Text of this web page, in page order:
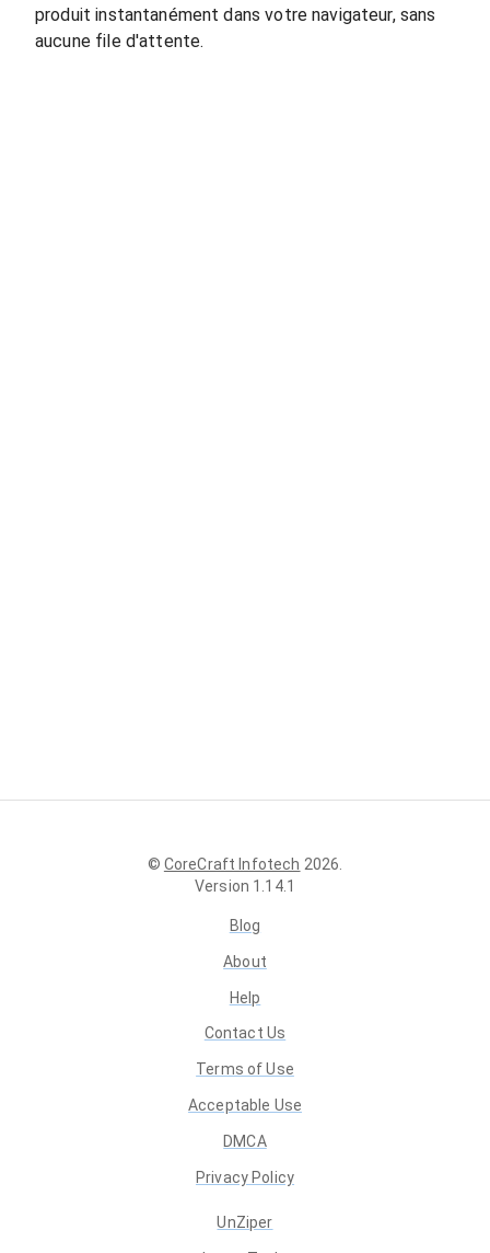
produit instantanément dans votre navigateur, sans
aucune file d'attente.
© CoreCraft Infotech 2026
Version 1.14.1
Blog
About
Help
Contact Us
Terms of Use
Acceptable Use
DMCA
Privacy Policy
UnZiper